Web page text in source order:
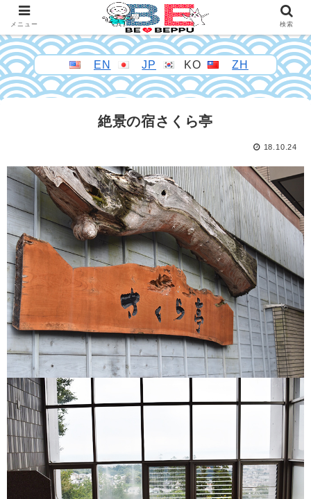
EN JP KO ZH
絶景の宿さくら亭
18.10.24
メニュー 検索